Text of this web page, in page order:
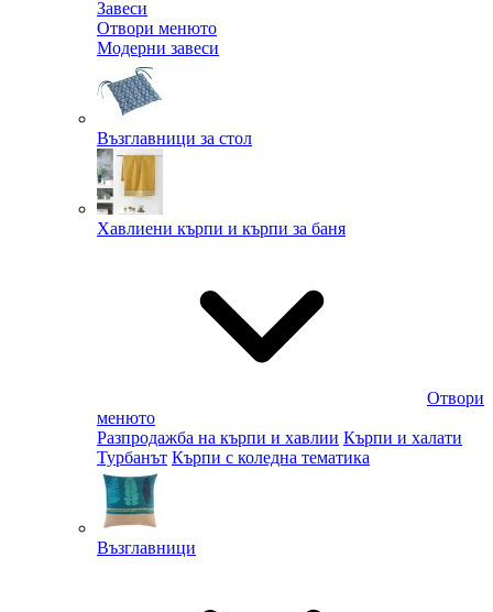
Завеси
Отвори менюто
Модерни завеси
Възглавници за стол
Хавлиени кърпи и кърпи за баня
Отвори
менюто
Разпродажба на кърпи и хавлии Кърпи и халати
Турбанът Кърпи с коледна тематика
Възглавници